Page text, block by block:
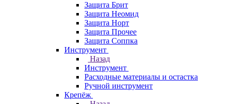
Защита Брит
Защита Неомид
Защита Норт
Защита Прочее
Защита Соппка
Инструмент
Назад
Инструмент
Расходные материалы и остастка
Ручной инструмент
Крепёж